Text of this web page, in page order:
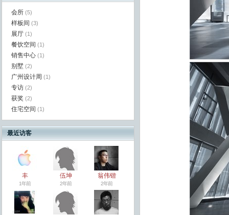
会所 (5)
样板间 (3)
展厅 (1)
餐饮空间 (1)
销售中心 (1)
别墅 (2)
广州设计周 (1)
专访 (2)
获奖 (2)
住宅空间 (1)
最近访客
丰
1年前
伍坤
2年前
翁伟锴
2年前